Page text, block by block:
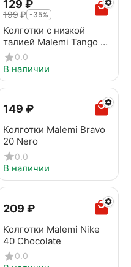
‍129‍ ₽
‍199‍₽ -35%
Колготки с низкой
талией Malemi Tango 20
v.b. Daino
0.0
В наличии
‍149‍ ₽
Колготки Malemi Bravo
20 Nero
0.0
В наличии
‍209‍ ₽
Колготки Malemi Nike
40 Chocolate
0.0